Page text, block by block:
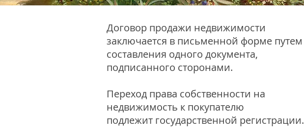
Договор продажи недвижимости
заключается в письменной форме путем
составления одного документа,
подписанного сторонами.
Переход права собственности на
недвижимость к покупателю
подлежит государственной регистрации.